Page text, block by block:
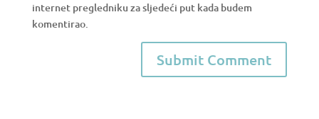
internet pregledniku za sljedeći put kada budem
komentirao.